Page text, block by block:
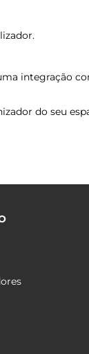
integração
do seu